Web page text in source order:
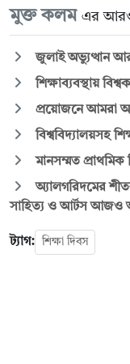
মুক্ত কলম এর
জুলাই অভ্যুত্থান
শিক্ষাব্যবস্থায়
প্রয়োজনে আমরা
বিশ্ববিদ্যালয়সহ
মানসম্মত প্রাথমিক
অ্যালগরিদমের
সাহিত্য ও আর্টস আজও
ট্যাগ: শিক্ষা দিবস